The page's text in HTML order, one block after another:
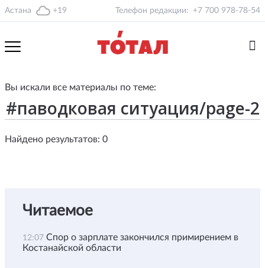
Астана +19 Телефон редакции: +7 700 978-78-54
Вы искали все материалы по теме:
Найдено результатов: 0
Читаемое
12:07 Спор о зарплате закончился примирением в
Костанайской области